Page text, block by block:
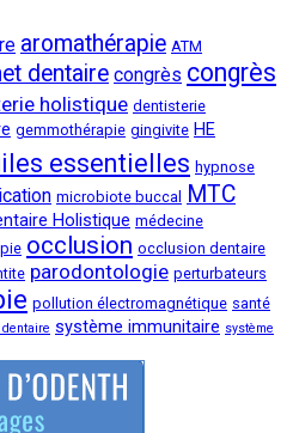
aromathérapie ATM
dentaire congrès congrès
holistique dentisterie
gemmothérapie gingivite HE
essentielles hypnose
microbiote buccal MTC
Holistique médecine
occlusion occlusion dentaire
parodontologie perturbateurs
pollution électromagnétique santé
système immunitaire système